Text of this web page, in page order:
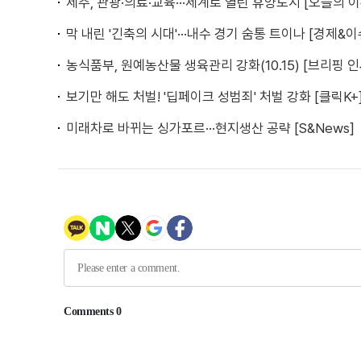
막 내린 '긴축의 시대'···내수 경기 숨통 트이나 [경제&이
농식품부, 원예농산물 생육관리 강화(10.15) [브리핑
보기만 해도 처벌! '딥페이크 성범죄' 처벌 강화 [클릭K+]
미래차로 바뀌는 싱가포르···현지생산 공략 [S&News]